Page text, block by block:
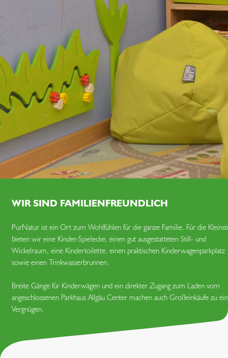
WIR SIND FAMILIEN­FREUNDLICH
PurNatur ist ein Ort zum Wohlfühlen für die ganze Familie. Für die
bieten wir eine Kinder-Spielecke, einen gut ausge­statteten Still- und
Wickelraum, eine Kindertoilette, einen praktischen Kinder­wagenparkplatz
sowie einen Trinkwasserbrunnen.
Breite Gänge für Kinderwägen und ein direkter Zugang zum Laden vom
angeschlossenen Parkhaus Allgäu Center machen auch Großeinkäufe zu
Vergnügen.